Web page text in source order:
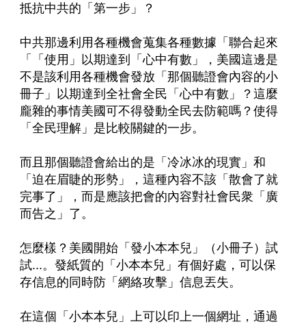
抵抗中共的「第一步」？
中共那邊利用各種機會蒐集各種數據「聯合起來
「「使用」以期達到「心中有數」，美國這邊是
不是該利用各種機會發放「那個聽證會內容的小
冊子」以期達到全社會全民「心中有數」？這麼
龐雜的事情美國可不得發動全民去防範嗎？使得
「全民理解」是比較關鍵的一步。
而且那個聽證會給出的是「冷冰冰的現實」和
「迫在眉睫的形勢」，這種內容不該「散會了就
完事了」，而是應該把會的內容對社會民衆「廣
而告之」了。
怎麼樣？美國開始「發小本本兒」（小冊子）試
試...。發紙質的「小本本兒」有個好處，可以保
存信息的同時防「網絡攻擊」信息丟失。
在這個「小本本兒」上可以印上一個網址，通過